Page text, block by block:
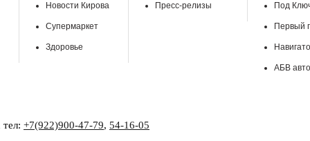
Новости Кирова
Супермаркет
Здоровье
Пресс-релизы Под
Первый
АБВ
тел: +7(922)900-47-79, 54-16-05